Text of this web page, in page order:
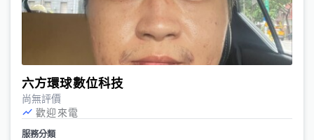
六方環球數位科技
尚無評價
歡迎來電
服務分類